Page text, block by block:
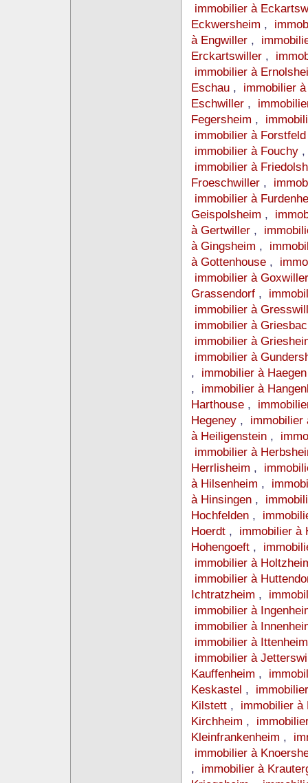
immobilier à
Eckwersheim ,
à Engwiller ,
Erckartswiller ,
immobilier à
Eschau , immobilier
Eschwiller ,
Fegersheim ,
immobilier à
immobilier à Fouchy
immobilier à
Froeschwiller ,
immobilier à
Geispolsheim ,
à Gertwiller ,
à Gingsheim ,
à Gottenhouse ,
immobilier à
Grassendorf ,
immobilier à
immobilier à
immobilier à
immobilier à
, immobilier à
, immobilier à
Harthouse ,
Hegeney ,
à Heiligenstein ,
immobilier à
Herrlisheim ,
à Hilsenheim ,
à Hinsingen ,
Hochfelden ,
Hoerdt , immobilier à
Hohengoeft ,
immobilier à
immobilier à
Ichtratzheim ,
immobilier à
immobilier à
immobilier à
immobilier à
Kauffenheim ,
Keskastel ,
Kilstett , immobilier
Kirchheim ,
Kleinfrankenheim ,
immobilier à
, immobilier à